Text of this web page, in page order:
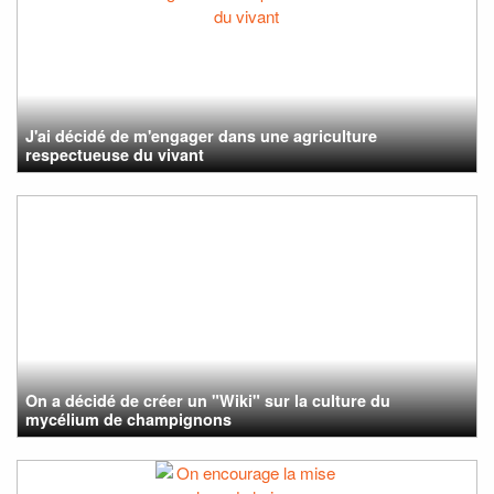
J'ai décidé de m'engager dans une agriculture
respectueuse du vivant
On a décidé de créer un "Wiki" sur la culture du
mycélium de champignons